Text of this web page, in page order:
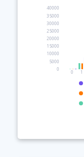
0 1
0
5000
10000
15000
20000
25000
30000
35000
40000